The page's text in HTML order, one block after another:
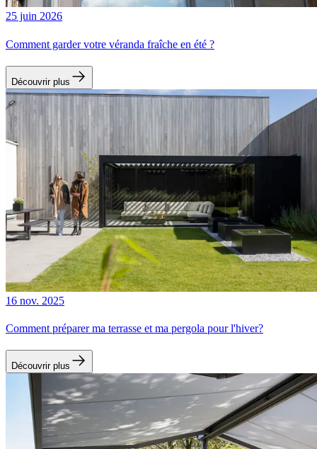
25 juin 2026
Comment garder votre véranda fraîche en été ?
Découvrir plus
16 nov. 2025
Comment préparer ma terrasse et ma pergola pour l'hiver?
Découvrir plus